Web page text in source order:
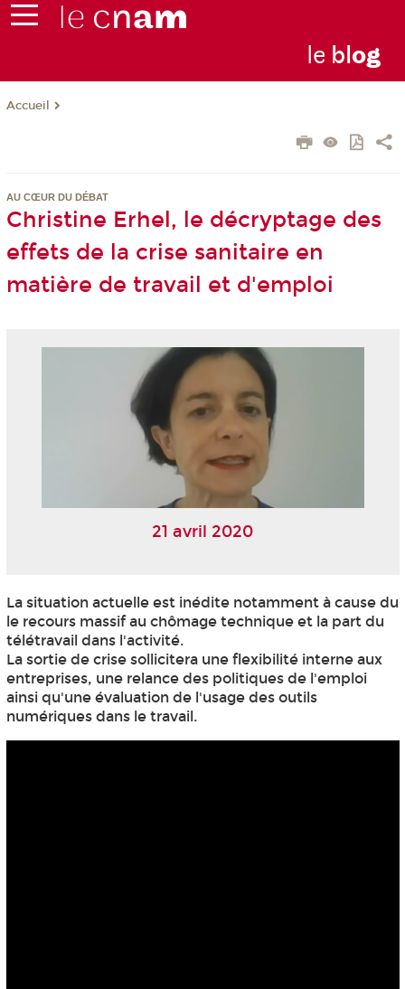
le blog
Accueil
AU CŒUR DU DÉBAT
Christine Erhel, le décryptage des
effets de la crise sanitaire en
matière de travail et d'emploi
21 avril 2020
La situation actuelle est inédite notamment à cause du
le recours massif au chômage technique et la part du
télétravail dans l'activité.
La sortie de crise sollicitera une flexibilité interne aux
entreprises, une relance des politiques de l'emploi
ainsi qu'une évaluation de l'usage des outils
numériques dans le travail.